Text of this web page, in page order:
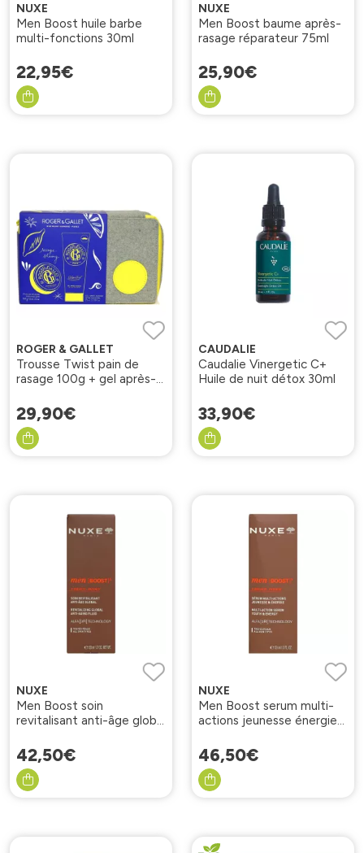
NUXE
Men Boost huile barbe
multi-fonctions 30ml
22,95€
NUXE
Men Boost baume après-
rasage réparateur 75ml
25,90€
ROGER & GALLET
Trousse Twist pain de
rasage 100g + gel après-
29,90€
CAUDALIE
Caudalie Vinergetic C+
Huile de nuit détox 30ml
33,90€
NUXE
Men Boost soin
revitalisant anti-âge global
42,50€
NUXE
Men Boost serum multi-
actions jeunesse énergie
46,50€